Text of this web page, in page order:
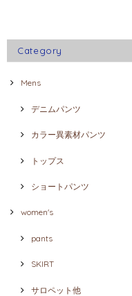
Category
Mens
デニムパンツ
カラー異素材パンツ
トップス
ショートパンツ
women's
pants
SKIRT
サロペット他